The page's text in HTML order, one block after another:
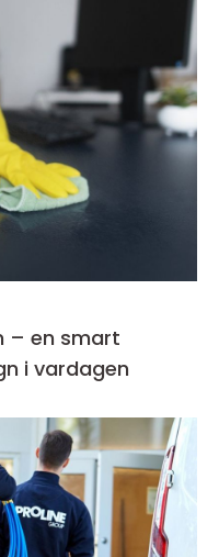
– en smart
i vardagen